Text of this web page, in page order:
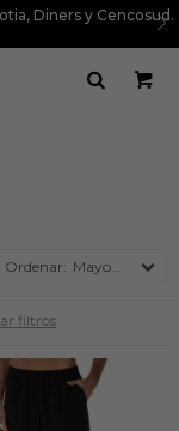
Diners y Cencosud.
Mayor precio
filtros